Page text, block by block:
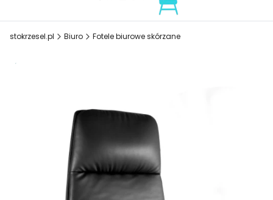
stokrzesel.pl Biuro Fotele biurowe skórzane
-12% z kodem PROMO12